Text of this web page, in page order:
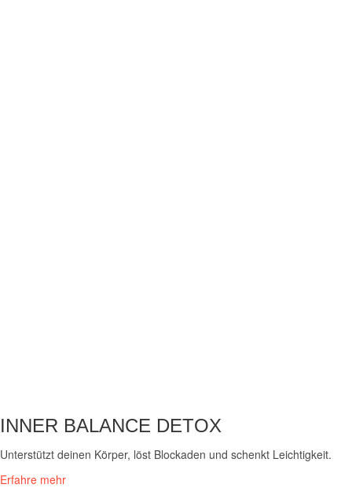
INNER BALANCE DETOX
Unterstützt deinen Körper, löst Blockaden und schenkt Leichtigkeit.
Erfahre mehr